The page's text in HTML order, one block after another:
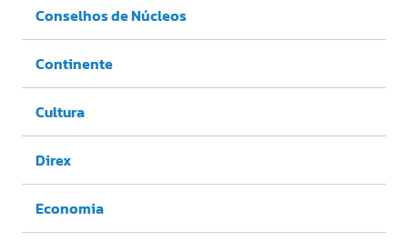
Conselhos de Núcleos
Continente
Cultura
Direx
Economia